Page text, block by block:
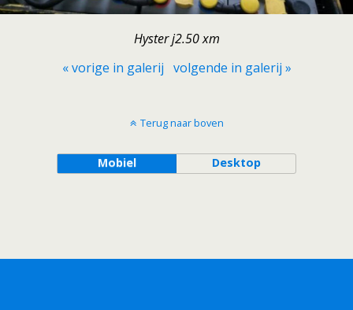
Hyster j2.50 xm
« vorige in galerij volgende in galerij »
Terug naar boven
Mobiel Desktop